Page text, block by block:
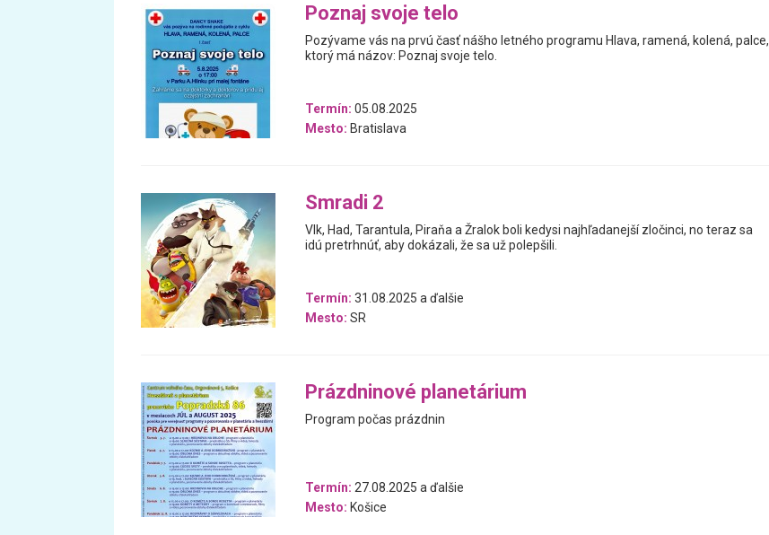
Poznaj svoje telo
Pozývame vás na prvú časť nášho letného programu Hlava, ramená, kolená, palce,
ktorý má názov: Poznaj svoje telo.
Termín: 05.08.2025
Mesto: Bratislava
Smradi 2
Vlk, Had, Tarantula, Piraňa a Žralok boli kedysi najhľadanejší zločinci, no teraz sa
idú pretrhnúť, aby dokázali, že sa už polepšili.
Termín: 31.08.2025 a ďalšie
Mesto: SR
Prázdninové planetárium
Program počas prázdnin
Termín: 27.08.2025 a ďalšie
Mesto: Košice